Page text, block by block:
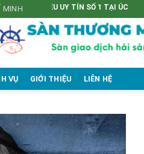
MINHTÍN SỐ 1 TẠI ÚC
VỤ GIỚI THIỆU LIÊN HỆ